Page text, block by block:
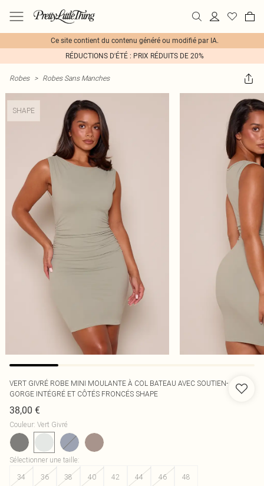
Ce site contient du contenu généré ou modifié par IA.
RÉDUCTIONS D'ÉTÉ : PRIX RÉDUITS DE 20%
Robes > Robes Sans Manches
SHAPE
VERT GIVRÉ ROBE MINI MOULANTE À COL BATEAU AVEC SOUTIEN-
GORGE INTÉGRÉ ET CÔTÉS FRONCÉS SHAPE
38,00 €
Couleur: Vert Givré
Sélectionner une taille:
34
36 38 40 42 44 46 48